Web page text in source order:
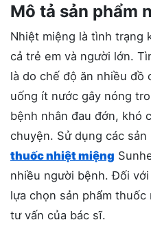
Mô tả sản phẩm
Nhiệt miệng là tình trạng
cả trẻ em và người lớn.
là do chế độ ăn nhiều đồ
uống ít nước gây nóng
bệnh nhân đau đớn, khó
chuyện. Sử dụng các
thuốc nhiệt miệng
nhiều người bệnh. Đối
lựa chọn sản phẩm
tư vấn của bác sĩ.